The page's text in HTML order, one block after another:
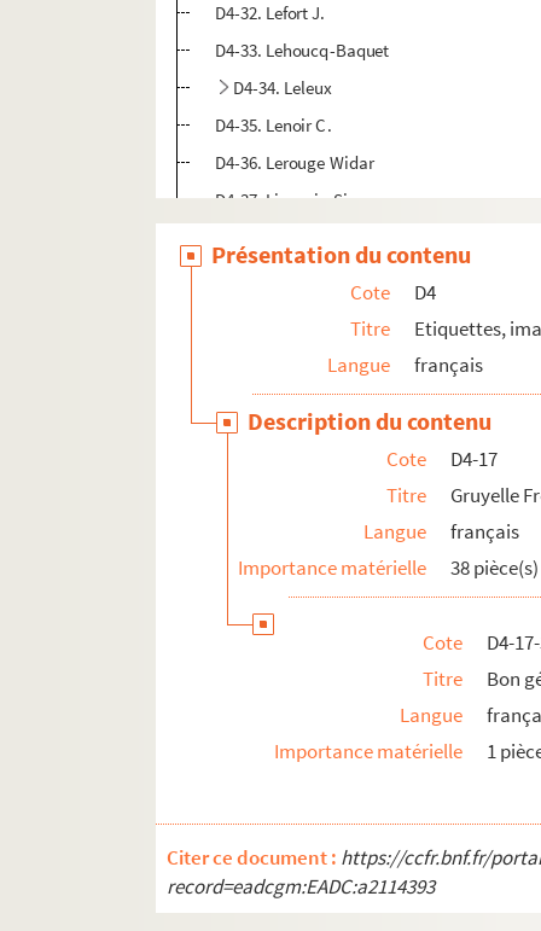
D4-32. Lefort J.
D4-33. Lehoucq-Baquet
D4-34. Leleux
D4-35. Lenoir C.
D4-36. Lerouge Widar
D4-37. Liegeois-Six
D4-43. Morel H.
D4-47. Nuez F.
D4-48. Nuez et cie
D4-52. Petit J.
D4-55. Reboux Frères
D4-56. Robbe Camille
Présentation du contenu
Cote
D4
Titre
Etiquettes,
Langue
français
Description du contenu
Cote
D4-17
Titre
Gruyelle
Langue
français
Importance matérielle
38 pièce(s)
Cote
D4-
Titre
Bon
Langue
Importance matérielle
1
Citer ce document : https://ccfr.bnf.fr/
record=eadcgm:EADC:a2114393